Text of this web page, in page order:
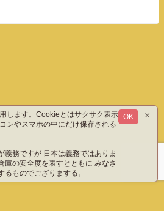
します。Cookieとはサクサク表示
ンやスマホの中にだけ保存される
義務ですが 日本は義務ではありま
庫の安全度を表すとともに みなさ
るものでござりまする。
OK ×